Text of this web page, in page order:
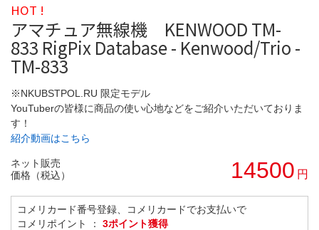
HOT !
アマチュア無線機 KENWOOD TM-
833 RigPix Database - Kenwood/Trio -
TM-833
※NKUBSTPOL.RU 限定モデル
YouTuberの皆様に商品の使い心地などをご紹介いただいておりま
す！
紹介動画はこちら
ネット販売
価格（税込）
14500 円
コメリカード番号登録、コメリカードでお支払いで
コメリポイント ： 3ポイント獲得